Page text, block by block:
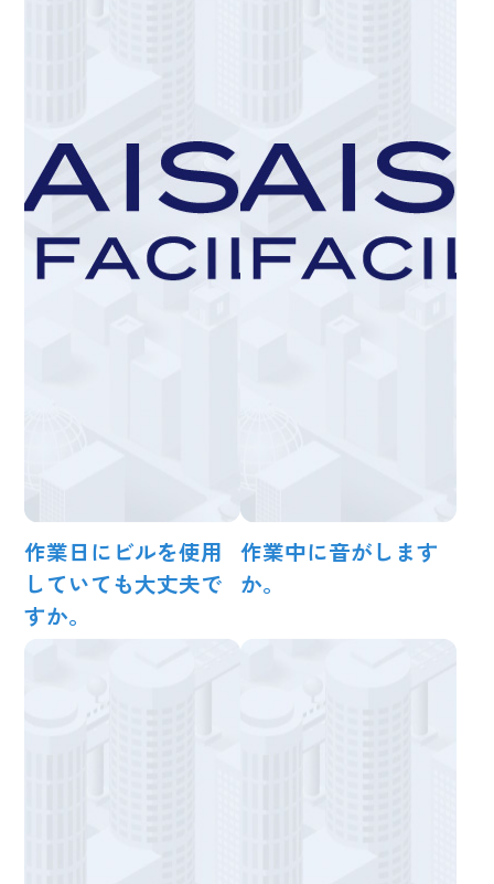
作業日にビルを使用
していても大丈夫で
すか。
作業中に音がします
か。